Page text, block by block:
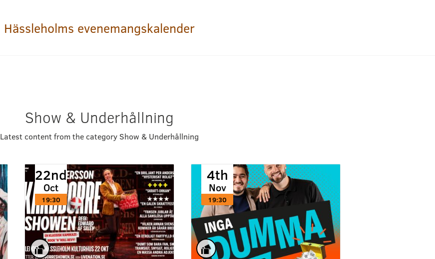
Hässleholms evenemangskalender
Show & Underhållning
Latest content from the category Show & Underhållning
22nd
Oct
19:30
4th
Nov
19:30